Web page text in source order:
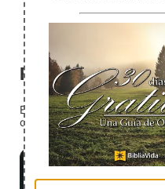
El silencio
En medio del ruido, Dios
detente (quédate quieto)